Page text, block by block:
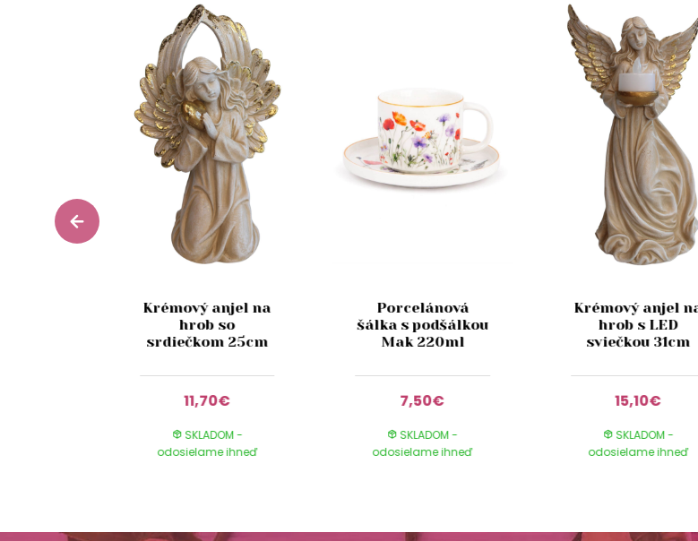
Krémový anjel na
hrob so
srdiečkom 25cm
11,70€
SKLADOM -
odosielame ihneď
Porcelánová
šálka s podšálkou
Mak 220ml
7,50€
SKLADOM -
odosielame ihneď
Krémový anjel
hrob s LED
sviečkou 31cm
15,10€
SKLADOM -
odosielame ihneď